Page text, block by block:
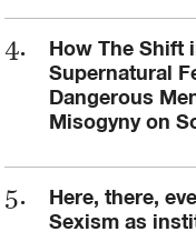
How The Shift
Supernatural
Dangerous
Misogyny on
Here, there,
Sexism as